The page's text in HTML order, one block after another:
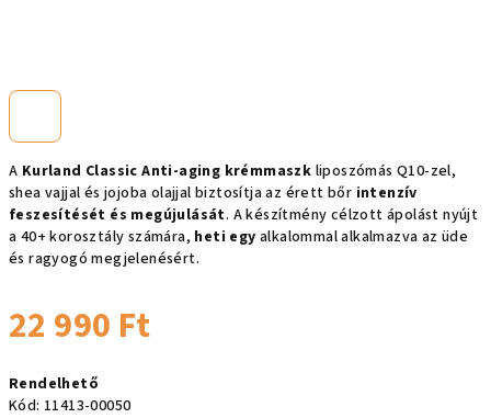
A Kurland Classic Anti-aging krémmaszk liposzómás Q10-zel,
shea vajjal és jojoba olajjal biztosítja az érett bőr intenzív
feszesítését és megújulását. A készítmény célzott ápolást nyújt
a 40+ korosztály számára, heti egy alkalommal alkalmazva az üde
és ragyogó megjelenésért.
22 990 Ft
Rendelhető
Kód: 11413-00050